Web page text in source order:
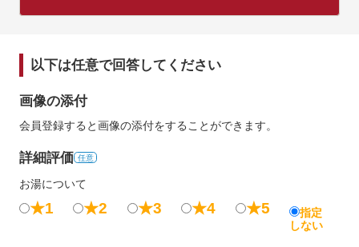
以下は任意で回答してください
画像の添付
会員登録すると画像の添付をすることができます。
詳細評価 任意
お湯について
★1 ★2 ★3 ★4 ★5
指定
しない